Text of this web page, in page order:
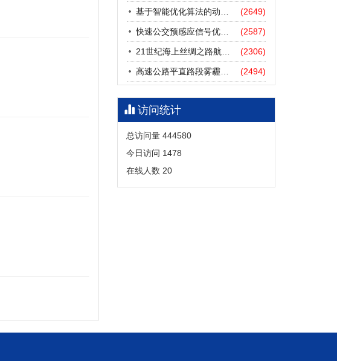
(2649)
快速公交预感应信号优先协调控制策略 (2587)
(2306)
高速公路平直路段雾霾天气下的IDM跟驰模型分析 (2494)
访问统计
总访问量 444580
今日访问 1478
在线人数 20